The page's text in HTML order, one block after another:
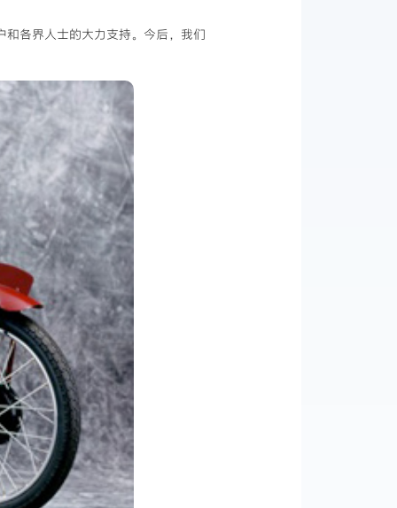
各界人士的大力支持。今后，我们